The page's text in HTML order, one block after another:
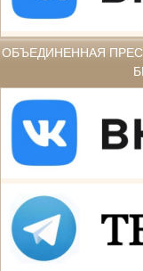
ОБЪЕДИНЕННАЯ